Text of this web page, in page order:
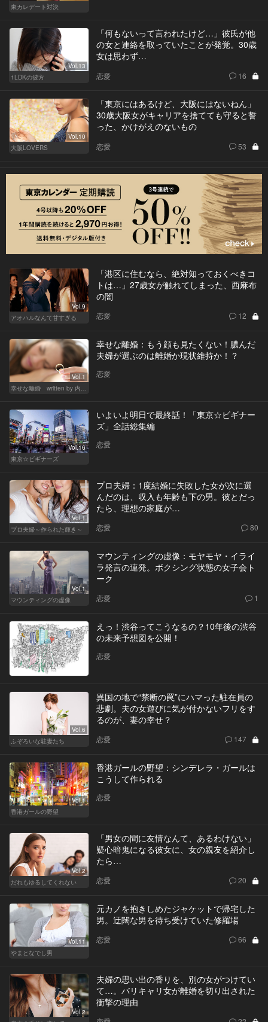
東カレデート対決
Vol.13
1LDKの彼方
「何もないって言われたけど…」彼氏が他
の女と連絡を取っていたことが発覚。30歳
女は思わず…
恋愛 16
Vol.10
大阪LOVERS
「東京にはあるけど、大阪にはないねん」
30歳大阪女がキャリアを捨てても守ると誓
った、かけがえのないもの
恋愛 53
Vol.9
アオハルなんて甘すぎる
「港区に住むなら、絶対知っておくべきコ
トは…」27歳女が触れてしまった、西麻布
の闇
恋愛 12
Vol.1
幸せな離婚：もう顔も見たくない！膿んだ
夫婦が選ぶのは離婚か現状維持か！？
恋愛
Vol.16
東京☆ビギナーズ
いよいよ明日で最終話！「東京☆ビギナー
ズ」全話総集編
恋愛
Vol.1
プロ夫婦～作られた輝き～
プロ夫婦：1度結婚に失敗した女が次に選
んだのは、収入も年齢も下の男。彼とだっ
たら、理想の家庭が…
恋愛 80
Vol.1
マウンティングの虚像
マウンティングの虚像：モヤモヤ・イライ
ラ発言の連発。ボクシング状態の女子会ト
ーク
恋愛 1
えっ！渋谷ってこうなるの？10年後の渋谷
の未来予想図を公開！
恋愛
Vol.6
ふぞろいな駐妻たち
異国の地で“禁断の罠”にハマった駐在員の
悲劇。夫の女遊びに気が付かないフリをす
るのが、妻の幸せ？
恋愛 147
Vol.1
香港ガールの野望
香港ガールの野望：シンデレラ・ガールは
こうして作られる
恋愛
Vol.2
だれもゆるしてくれない
「男女の間に友情なんて、あるわけない」
疑心暗鬼になる彼女に、女の親友を紹介し
たら…
恋愛 20
Vol.11
やまとなでし男
元カノを抱きしめたジャケットで帰宅した
男。迂闊な男を待ち受けていた修羅場
恋愛 66
Vol.2
夫婦の思い出の香りを、別の女がつけてい
て…。バリキャリ女が離婚を切り出された
衝撃の理由